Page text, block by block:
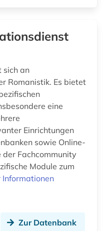
sich an
Romanistik. Es bietet
eine
Einrichtungen
sowie Online-
Module zum
Informationen
Zur Datenbank